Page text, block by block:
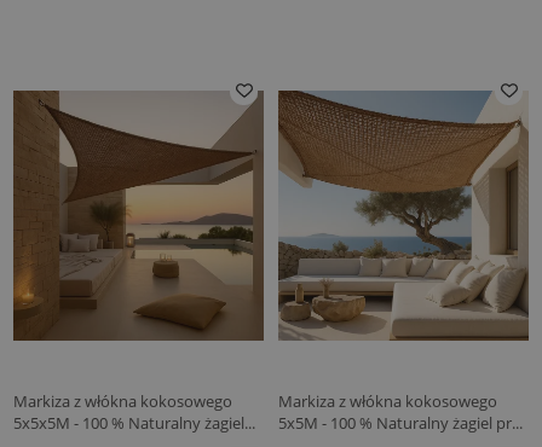
Markiza z włókna kokosowego
5x5x5M - 100 % Naturalny żagiel...
Markiza z włókna kokosowego
5x5M - 100 % Naturalny żagiel pr...